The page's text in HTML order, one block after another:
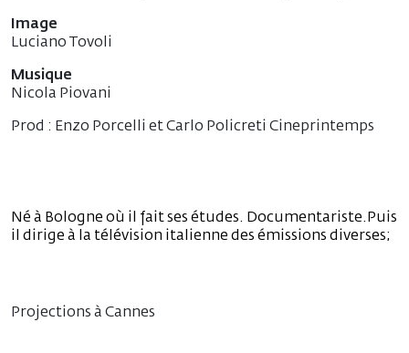
Image
Luciano Tovoli
Musique
Nicola Piovani
Prod : Enzo Porcelli et Carlo Policreti Cineprintemps
Né à Bologne où il fait ses études. Documentariste.Puis
il dirige à la télévision italienne des émissions diverses;
Projections à Cannes